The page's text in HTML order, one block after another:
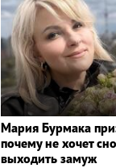
Мария Бурмака
почему не хочет
выходить замуж